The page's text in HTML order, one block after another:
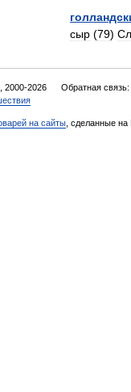
сыр (79)
2000-2026 Обратная связь:
на сайты , сделанные на